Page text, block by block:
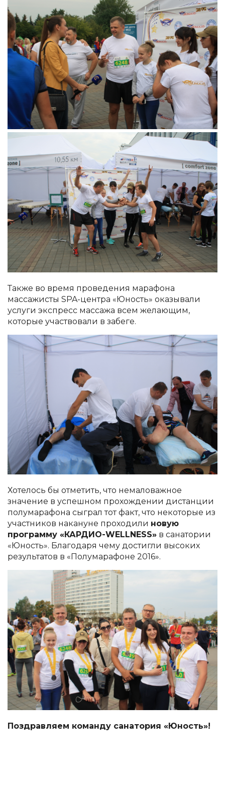
Также во время проведения марафона
массажисты SPA-центра «Юность» оказывали
услуги экспресс массажа всем желающим,
которые участвовали в забеге.
Хотелось бы отметить, что немаловажное
значение в успешном прохождении дистанции
полумарафона сыграл тот факт, что некоторые из
участников накануне проходили новую
программу «КАРДИО-WELLNESS» в санатории
«Юность». Благодаря чему достигли высоких
результатов в «Полумарафоне 2016».
Поздравляем команду санатория «Юность»!